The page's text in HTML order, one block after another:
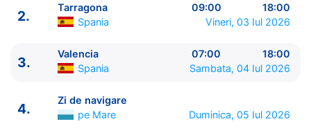
2.
Tarragona 09:00
18:00
Spania
Vineri, 03 Iul 2026
3.
Valencia 07:00
18:00
Spania
Sambata, 04 Iul 2026
4.
Zi de navigare
pe Mare
Duminica, 05 Iul 2026